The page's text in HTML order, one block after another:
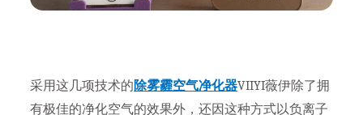
采用这几项技术的除雾霾空气净化器VIIYI薇伊除了拥
有极佳的净化空气的效果外，还因这种方式以负离子